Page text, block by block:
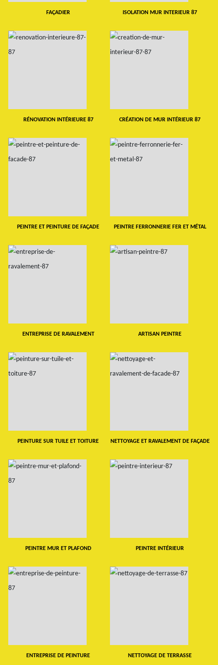
FAÇADIER ISOLATION MUR INTERIEUR 87
RÉNOVATION INTÉRIEURE 87 CRÉATION DE MUR INTÉRIEUR 87
PEINTRE ET PEINTURE DE FAÇADE PEINTRE FERRONNERIE FER ET MÉTAL
ENTREPRISE DE RAVALEMENT ARTISAN PEINTRE
PEINTURE SUR TUILE ET TOITURE NETTOYAGE ET RAVALEMENT DE FAÇADE
PEINTRE MUR ET PLAFOND PEINTRE INTÉRIEUR
ENTREPRISE DE PEINTURE NETTOYAGE DE TERRASSE